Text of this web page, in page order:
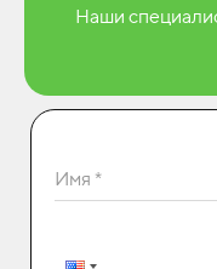
Наши
Имя *